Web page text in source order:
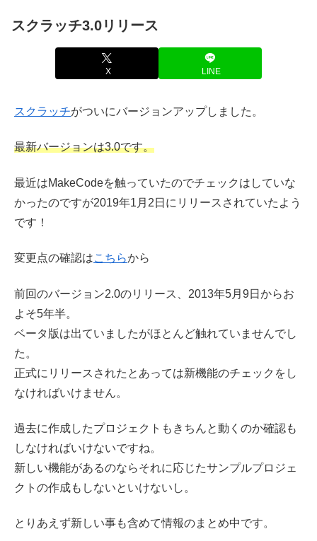
スクラッチ3.0リリース
X LINE
スクラッチがついにバージョンアップしました。
最新バージョンは3.0です。
最近はMakeCodeを触っていたのでチェックはしていな
かったのですが2019年1月2日にリリースされていたよう
です！
変更点の確認はこちらから
前回のバージョン2.0のリリース、2013年5月9日からお
よそ5年半。
ベータ版は出ていましたがほとんど触れていませんでし
た。
正式にリリースされたとあっては新機能のチェックをし
なければいけません。
過去に作成したプロジェクトもきちんと動くのか確認も
しなければいけないですね。
新しい機能があるのならそれに応じたサンプルプロジェ
クトの作成もしないといけないし。
とりあえず新しい事も含めて情報のまとめ中です。